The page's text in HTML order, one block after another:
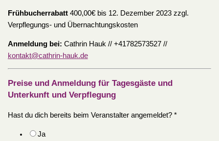
Frühbucherrabatt400,00€ bis 12. Dezember 2023 zzgl.
Verpflegungs- und Übernachtungskosten
Anmeldung bei: Cathrin Hauk // +41782573527 //
kontakt@cathrin-hauk.de
Preise und Anmeldung für Tagesgäste und
Unterkunft und Verpflegung
Hast du dich bereits beim Veranstalter angemeldet? *
Ja